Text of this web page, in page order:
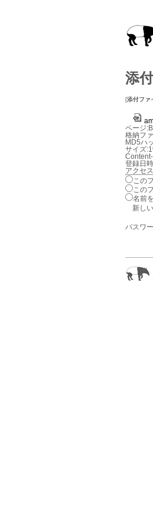
添
[添付ファ
ページ
格納フ
MD5ハ
サイズ
登録日
アクセ
この
この
名前
新し
パスワ